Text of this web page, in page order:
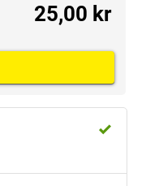
25,00 kr